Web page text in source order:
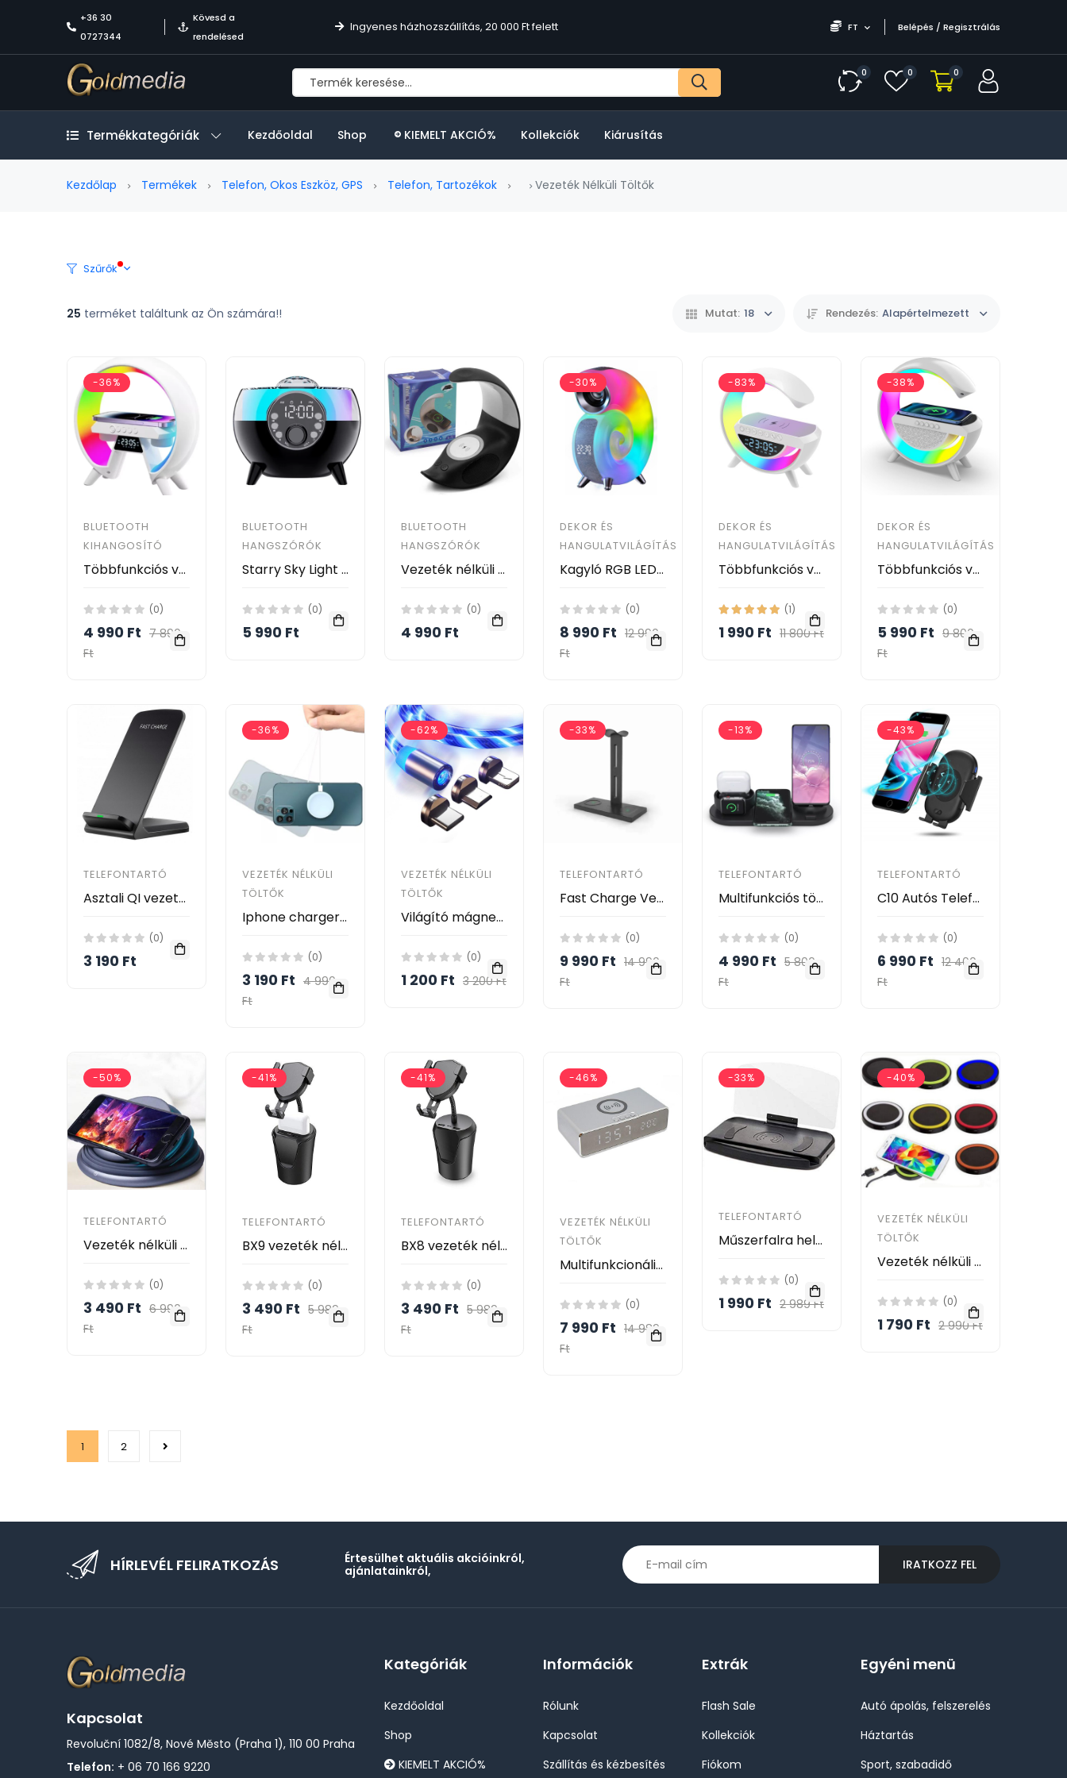
+36 30
0727344
Kövesd a
rendelésed
Ingyenes házhozszállítás, 20 000 Ft felett FT Belépés / Regisztrálás
0 0 0
Termékkategóriák Kezdőoldal Shop KIEMELT AKCIÓ% Kollekciók Kiárusítás
Kezdőlap Termékek Telefon, Okos Eszköz, GPS Telefon, Tartozékok Vezeték Nélküli Töltők
Szűrők
25 terméket találtunk az Ön számára!! Mutat: 18 Rendezés: Alapértelmezett
-36%
BLUETOOTH
KIHANGOSÍTÓ
Többfunkciós vezeték nélküli RGB LED lámpa hangszóróval, bluetooth kapcsolattal Időkijelzés és ébresztőóra funkció XM-X63
(0)
4 990 Ft 7 890
Ft
BLUETOOTH
HANGSZÓRÓK
Starry Sky Light vezeték nélküli töltő Bluetooth hangszóró BT-2203 RGB színes hangulatú éjszakai fény
(0)
5 990 Ft
BLUETOOTH
HANGSZÓRÓK
Vezeték nélküli telefontöltő, kislámpa és Bluetooth kihangosító L-32
(0)
4 990 Ft
-30%
DEKOR ÉS
HANGULATVILÁGÍTÁS
Kagyló RGB LED éjszakai lámpa Ébresztő lámpa Alvás világítás Okos atmoszféra lámpa Bluetooth órával Stereo BT hangszóróval - Csiga alakú
(0)
8 990 Ft 12 990
Ft
-83%
DEKOR ÉS
HANGULATVILÁGÍTÁS
Többfunkciós vezeték nélküli RGB LED lámpa hangszóróval, bluetooth kapcsolattal Időkijelzés és ébresztőóra funkció
(1)
1 990 Ft 11 800 Ft
-38%
DEKOR ÉS
HANGULATVILÁGÍTÁS
Többfunkciós vezeték nélküli RGB LED lámpa hangszóróval, bluetooth kapcsolattal
(0)
5 990 Ft 9 800
Ft
TELEFONTARTÓ
Asztali QI vezeték nélküli telefon gyorstöltő és tartóállvány
(0)
3 190 Ft
-36%
VEZETÉK NÉLKÜLI
TÖLTŐK
Iphone charger wireless MagSafe vezeték nélküli töltő
(0)
3 190 Ft 4 990
Ft
-62%
VEZETÉK NÉLKÜLI
TÖLTŐK
Világító mágneses töltőkábel "Mag Flash" 3in1 LED világítással és három mágneses csatlakozóval minden készülék töltésére - 1m
(0)
1 200 Ft 3 200 Ft
-33%
TELEFONTARTÓ
Fast Charge Vezeték nélküli töltődokk
(0)
9 990 Ft 14 990
Ft
-13%
TELEFONTARTÓ
Multifunkciós töltőállomás 3 eszköz egyidejű, vezeték nélküli töltésére
(0)
4 990 Ft 5 800
Ft
-43%
TELEFONTARTÓ
C10 Autós Telefontartó És Vezeték Nélküli Töltő Infravörös Érzékelővel
(0)
6 990 Ft 12 400
Ft
-50%
TELEFONTARTÓ
Vezeték nélküli töltő - Világító töltődokk okostelefonokhoz
(0)
3 490 Ft 6 990
Ft
-41%
TELEFONTARTÓ
BX9 vezeték nélküli telefontöltő és AirPods töltő autóba - fekete
(0)
3 490 Ft 5 989
Ft
-41%
TELEFONTARTÓ
BX8 vezeték nélküli telefontöltő autóba - fekete
(0)
3 490 Ft 5 989
Ft
-46%
VEZETÉK NÉLKÜLI
TÖLTŐK
Multifunkcionális LED ébresztőóra - vezeték nélküli QI töltő
(0)
7 990 Ft 14 989
Ft
-33%
TELEFONTARTÓ
Műszerfalra helyezhető okostelefon kijelzőjét tükröző navigációs készülék XC-90
(0)
1 990 Ft 2 989 Ft
-40%
VEZETÉK NÉLKÜLI
TÖLTŐK
Vezeték nélküli töltő - QI charger pad
(0)
1 790 Ft 2 990 Ft
1 2
HÍRLEVÉL FELIRATKOZÁS
Értesülhet aktuális akcióinkról,
ajánlatainkról,
IRATKOZZ FEL
Kapcsolat
Revoluční 1082/8, Nové Město (Praha 1), 110 00 Praha
Telefon: + 06 70 166 9220
Kategóriák
Kezdőoldal
Shop
KIEMELT AKCIÓ%
Információk
Rólunk
Kapcsolat
Szállítás és kézbesítés
Extrák
Flash Sale
Kollekciók
Fiókom
Egyéni menü
Autó ápolás, felszerelés
Háztartás
Sport, szabadidő